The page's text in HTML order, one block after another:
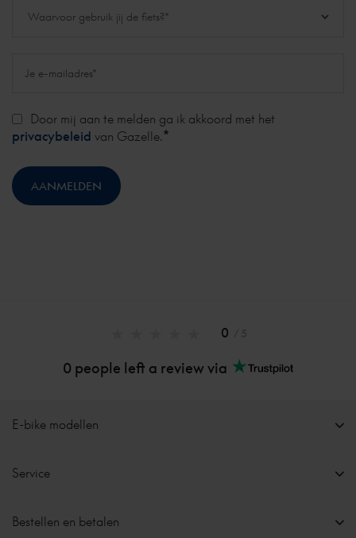
0
0 people left a review via
Door mij aan te melden ga ik akkoord met het
privacybeleid van Gazelle.*
E-bike modellen
Service
Bestellen en betalen